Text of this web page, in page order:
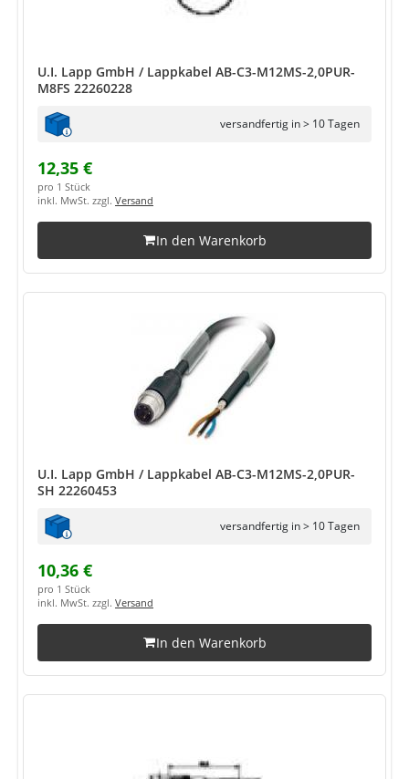
U.I. Lapp GmbH / Lappkabel AB-C3-M12MS-2,0PUR-
M8FS 22260228
versandfertig in > 10 Tagen
12,35 €
pro 1 Stück
inkl. MwSt. zzgl. Versand
In den Warenkorb
U.I. Lapp GmbH / Lappkabel AB-C3-M12MS-2,0PUR-
SH 22260453
versandfertig in > 10 Tagen
10,36 €
pro 1 Stück
inkl. MwSt. zzgl. Versand
In den Warenkorb